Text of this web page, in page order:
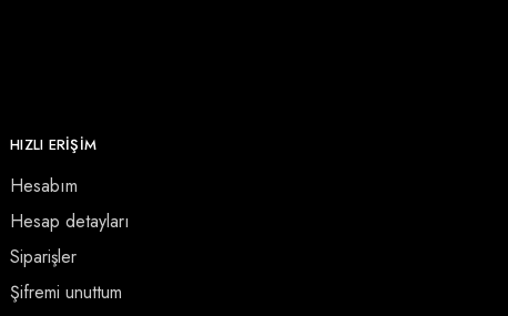
HIZLI ERİŞİM
Hesabım
Hesap detayları
Siparişler
Şifremi unuttum